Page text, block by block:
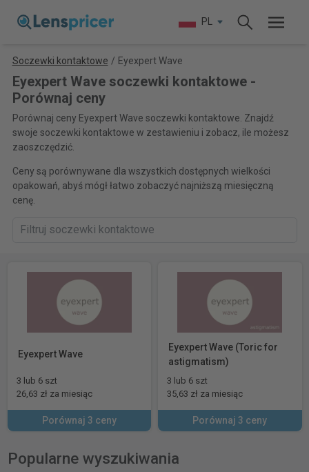
PL
Soczewki kontaktowe / Eyexpert Wave
Eyexpert Wave soczewki kontaktowe -
Porównaj ceny
Porównaj ceny Eyexpert Wave soczewki kontaktowe. Znajdź
swoje soczewki kontaktowe w zestawieniu i zobacz, ile możesz
zaoszczędzić.
Ceny są porównywane dla wszystkich dostępnych wielkości
opakowań, abyś mógł łatwo zobaczyć najniższą miesięczną
cenę.
Eyexpert Wave
3 lub 6 szt
26,63 zł za miesiąc
Porównaj 3 ceny
Eyexpert Wave (Toric for
astigmatism)
3 lub 6 szt
35,63 zł za miesiąc
Porównaj 3 ceny
Popularne wyszukiwania